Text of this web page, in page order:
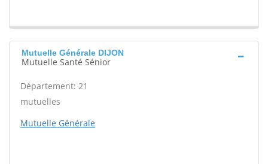
Mutuelle Générale DIJON
Mutuelle Santé Sénior
Département: 21
mutuelles
Mutuelle Générale